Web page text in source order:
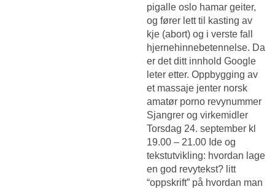
pigalle oslo hamar geiter,
og fører lett til kasting av
kje (abort) og i verste fall
hjernehinnebetennelse. Da
er det ditt innhold Google
leter etter. Oppbygging av
et massaje jenter norsk
amatør porno revynummer
Sjangrer og virkemidler
Torsdag 24. september kl
19.00 – 21.00 Ide og
tekstutvikling: hvordan lage
en god revytekst? litt
“oppskrift” på hvordan man